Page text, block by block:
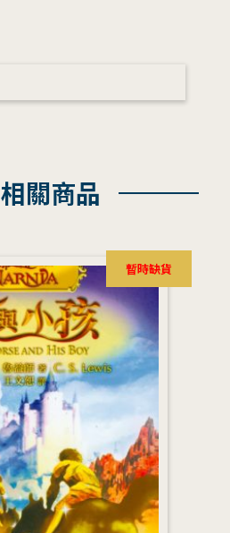
相關商品
暫時缺貨